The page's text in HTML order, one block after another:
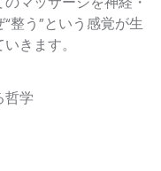
整う”という感覚が生
きます。